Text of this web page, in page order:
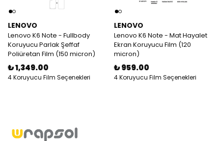
LENOVO
Lenovo K6 Note - Fullbody
Koruyucu Parlak Şeffaf
Poliüretan Film (150 micron)
₺ 1,349.00
4 Koruyucu Film Seçenekleri
LENOVO
Lenovo K6 Note - Mat Hayalet
Ekran Koruyucu Film (120
micron)
₺ 959.00
4 Koruyucu Film Seçenekleri